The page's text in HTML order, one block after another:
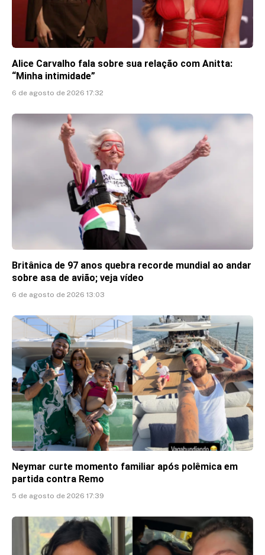
Alice Carvalho fala sobre sua relação com Anitta:
“Minha intimidade”
6 de agosto de 2026 17:32
Britânica de 97 anos quebra recorde mundial ao andar
sobre asa de avião; veja vídeo
6 de agosto de 2026 13:03
Neymar curte momento familiar após polêmica em
partida contra Remo
5 de agosto de 2026 17:39